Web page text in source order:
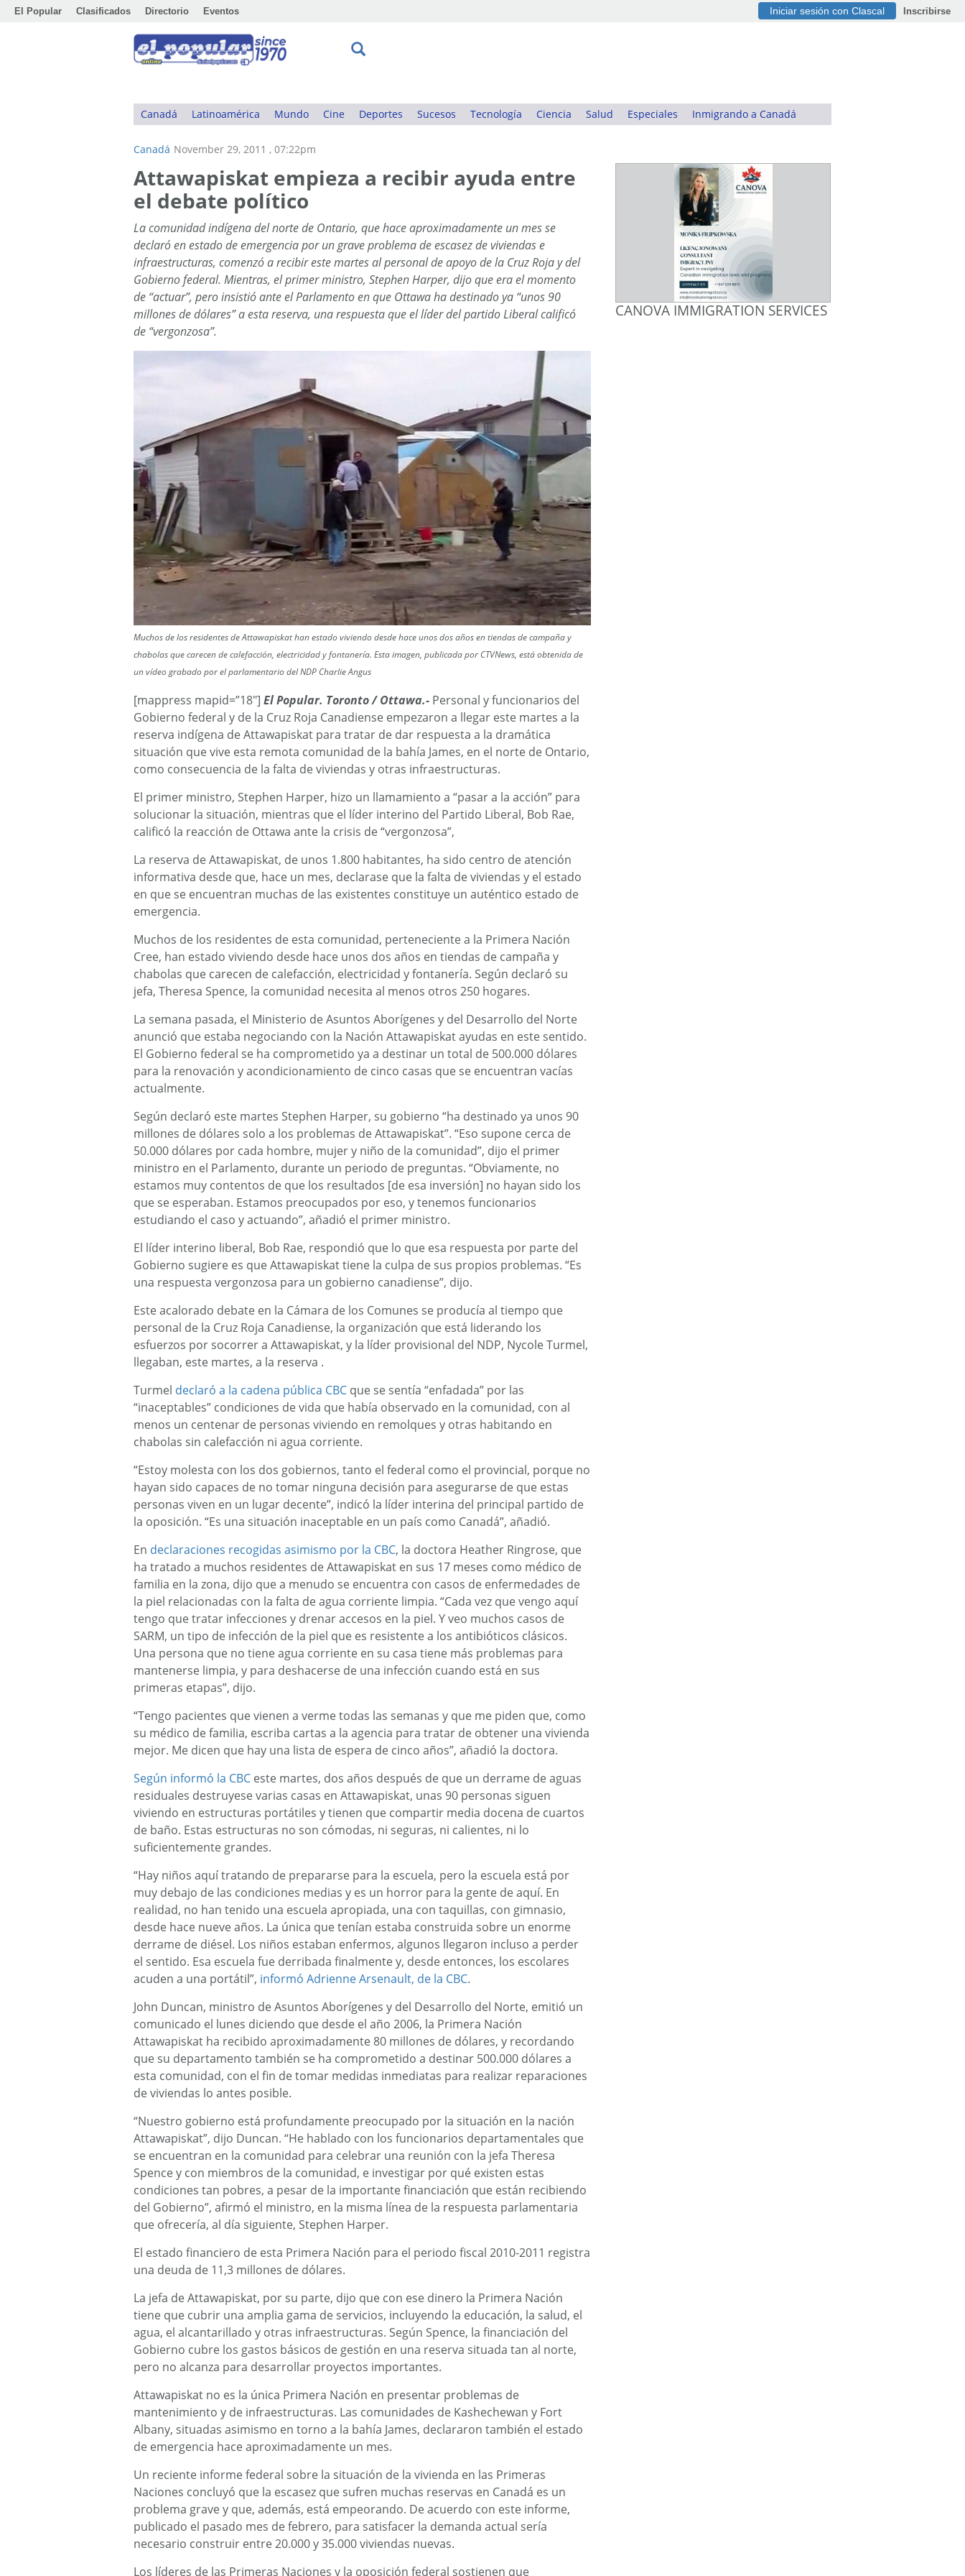
El Popular Clasificados Directorio Eventos Iniciar sesión con Clascal Inscribirse
Canadá Latinoamérica Mundo Cine Deportes Sucesos Tecnología Ciencia Salud Especiales Inmigrando a Canadá
Canadá November 29, 2011 , 07:22pm
Attawapiskat empieza a recibir ayuda entre
el debate político
La comunidad indígena del norte de Ontario, que hace aproximadamente un mes se
declaró en estado de emergencia por un grave problema de escasez de viviendas e
infraestructuras, comenzó a recibir este martes al personal de apoyo de la Cruz Roja y del
Gobierno federal. Mientras, el primer ministro, Stephen Harper, dijo que era el momento
de “actuar”, pero insistió ante el Parlamento en que Ottawa ha destinado ya “unos 90
millones de dólares” a esta reserva, una respuesta que el líder del partido Liberal calificó
de “vergonzosa”.
Muchos de los residentes de Attawapiskat han estado viviendo desde hace unos dos años en tiendas de campaña y
chabolas que carecen de calefacción, electricidad y fontanería. Esta imagen, publicada por CTVNews, está obtenida de
un vídeo grabado por el parlamentario del NDP Charlie Angus
[mappress mapid=”18″] El Popular. Toronto / Ottawa.- Personal y funcionarios del
Gobierno federal y de la Cruz Roja Canadiense empezaron a llegar este martes a la
reserva indígena de Attawapiskat para tratar de dar respuesta a la dramática
situación que vive esta remota comunidad de la bahía James, en el norte de Ontario,
como consecuencia de la falta de viviendas y otras infraestructuras.
El primer ministro, Stephen Harper, hizo un llamamiento a “pasar a la acción” para
solucionar la situación, mientras que el líder interino del Partido Liberal, Bob Rae,
calificó la reacción de Ottawa ante la crisis de “vergonzosa”,
La reserva de Attawapiskat, de unos 1.800 habitantes, ha sido centro de atención
informativa desde que, hace un mes, declarase que la falta de viviendas y el estado
en que se encuentran muchas de las existentes constituye un auténtico estado de
emergencia.
Muchos de los residentes de esta comunidad, perteneciente a la Primera Nación
Cree, han estado viviendo desde hace unos dos años en tiendas de campaña y
chabolas que carecen de calefacción, electricidad y fontanería. Según declaró su
jefa, Theresa Spence, la comunidad necesita al menos otros 250 hogares.
La semana pasada, el Ministerio de Asuntos Aborígenes y del Desarrollo del Norte
anunció que estaba negociando con la Nación Attawapiskat ayudas en este sentido.
El Gobierno federal se ha comprometido ya a destinar un total de 500.000 dólares
para la renovación y acondicionamiento de cinco casas que se encuentran vacías
actualmente.
Según declaró este martes Stephen Harper, su gobierno “ha destinado ya unos 90
millones de dólares solo a los problemas de Attawapiskat”. “Eso supone cerca de
50.000 dólares por cada hombre, mujer y niño de la comunidad”, dijo el primer
ministro en el Parlamento, durante un periodo de preguntas. “Obviamente, no
estamos muy contentos de que los resultados [de esa inversión] no hayan sido los
que se esperaban. Estamos preocupados por eso, y tenemos funcionarios
estudiando el caso y actuando”, añadió el primer ministro.
El líder interino liberal, Bob Rae, respondió que lo que esa respuesta por parte del
Gobierno sugiere es que Attawapiskat tiene la culpa de sus propios problemas. “Es
una respuesta vergonzosa para un gobierno canadiense”, dijo.
Este acalorado debate en la Cámara de los Comunes se producía al tiempo que
personal de la Cruz Roja Canadiense, la organización que está liderando los
esfuerzos por socorrer a Attawapiskat, y la líder provisional del NDP, Nycole Turmel,
llegaban, este martes, a la reserva .
Turmel declaró a la cadena pública CBC que se sentía “enfadada” por las
“inaceptables” condiciones de vida que había observado en la comunidad, con al
menos un centenar de personas viviendo en remolques y otras habitando en
chabolas sin calefacción ni agua corriente.
“Estoy molesta con los dos gobiernos, tanto el federal como el provincial, porque no
hayan sido capaces de no tomar ninguna decisión para asegurarse de que estas
personas viven en un lugar decente”, indicó la líder interina del principal partido de
la oposición. “Es una situación inaceptable en un país como Canadá”, añadió.
En declaraciones recogidas asimismo por la CBC, la doctora Heather Ringrose, que
ha tratado a muchos residentes de Attawapiskat en sus 17 meses como médico de
familia en la zona, dijo que a menudo se encuentra con casos de enfermedades de
la piel relacionadas con la falta de agua corriente limpia. “Cada vez que vengo aquí
tengo que tratar infecciones y drenar accesos en la piel. Y veo muchos casos de
SARM, un tipo de infección de la piel que es resistente a los antibióticos clásicos.
Una persona que no tiene agua corriente en su casa tiene más problemas para
mantenerse limpia, y para deshacerse de una infección cuando está en sus
primeras etapas”, dijo.
“Tengo pacientes que vienen a verme todas las semanas y que me piden que, como
su médico de familia, escriba cartas a la agencia para tratar de obtener una vivienda
mejor. Me dicen que hay una lista de espera de cinco años”, añadió la doctora.
Según informó la CBC este martes, dos años después de que un derrame de aguas
residuales destruyese varias casas en Attawapiskat, unas 90 personas siguen
viviendo en estructuras portátiles y tienen que compartir media docena de cuartos
de baño. Estas estructuras no son cómodas, ni seguras, ni calientes, ni lo
suficientemente grandes.
“Hay niños aquí tratando de prepararse para la escuela, pero la escuela está por
muy debajo de las condiciones medias y es un horror para la gente de aquí. En
realidad, no han tenido una escuela apropiada, una con taquillas, con gimnasio,
desde hace nueve años. La única que tenían estaba construida sobre un enorme
derrame de diésel. Los niños estaban enfermos, algunos llegaron incluso a perder
el sentido. Esa escuela fue derribada finalmente y, desde entonces, los escolares
acuden a una portátil”, informó Adrienne Arsenault, de la CBC.
John Duncan, ministro de Asuntos Aborígenes y del Desarrollo del Norte, emitió un
comunicado el lunes diciendo que desde el año 2006, la Primera Nación
Attawapiskat ha recibido aproximadamente 80 millones de dólares, y recordando
que su departamento también se ha comprometido a destinar 500.000 dólares a
esta comunidad, con el fin de tomar medidas inmediatas para realizar reparaciones
de viviendas lo antes posible.
“Nuestro gobierno está profundamente preocupado por la situación en la nación
Attawapiskat”, dijo Duncan. “He hablado con los funcionarios departamentales que
se encuentran en la comunidad para celebrar una reunión con la jefa Theresa
Spence y con miembros de la comunidad, e investigar por qué existen estas
condiciones tan pobres, a pesar de la importante financiación que están recibiendo
del Gobierno”, afirmó el ministro, en la misma línea de la respuesta parlamentaria
que ofrecería, al día siguiente, Stephen Harper.
El estado financiero de esta Primera Nación para el periodo fiscal 2010-2011 registra
una deuda de 11,3 millones de dólares.
La jefa de Attawapiskat, por su parte, dijo que con ese dinero la Primera Nación
tiene que cubrir una amplia gama de servicios, incluyendo la educación, la salud, el
agua, el alcantarillado y otras infraestructuras. Según Spence, la financiación del
Gobierno cubre los gastos básicos de gestión en una reserva situada tan al norte,
pero no alcanza para desarrollar proyectos importantes.
Attawapiskat no es la única Primera Nación en presentar problemas de
mantenimiento y de infraestructuras. Las comunidades de Kashechewan y Fort
Albany, situadas asimismo en torno a la bahía James, declararon también el estado
de emergencia hace aproximadamente un mes.
Un reciente informe federal sobre la situación de la vivienda en las Primeras
Naciones concluyó que la escasez que sufren muchas reservas en Canadá es un
problema grave y que, además, está empeorando. De acuerdo con este informe,
publicado el pasado mes de febrero, para satisfacer la demanda actual sería
necesario construir entre 20.000 y 35.000 viviendas nuevas.
Los líderes de las Primeras Naciones y la oposición federal sostienen que
CANOVA IMMIGRATION SERVICES